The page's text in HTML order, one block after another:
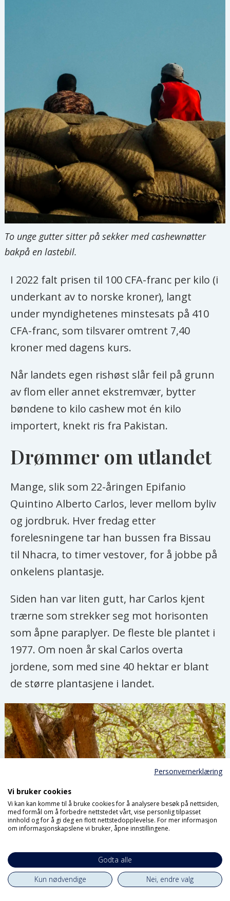
To unge gutter sitter på sekker med cashewnøtter
bakpå en lastebil.
I 2022 falt prisen til 100 CFA-franc per kilo (i
underkant av to norske kroner), langt
under myndighetenes minstesats på 410
CFA-franc, som tilsvarer omtrent 7,40
kroner med dagens kurs.
Når landets egen rishøst slår feil på grunn
av flom eller annet ekstremvær, bytter
bøndene to kilo cashew mot én kilo
importert, knekt ris fra Pakistan.
Drømmer om utlandet
Mange, slik som 22-åringen Epifanio
Quintino Alberto Carlos, lever mellom byliv
og jordbruk. Hver fredag etter
forelesningene tar han bussen fra Bissau
til Nhacra, to timer vestover, for å jobbe på
onkelens plantasje.
Siden han var liten gutt, har Carlos kjent
trærne som strekker seg mot horisonten
som åpne paraplyer. De fleste ble plantet i
1977. Om noen år skal Carlos overta
jordene, som med sine 40 hektar er blant
de større plantasjene i landet.
Personvernerklæring
Vi bruker cookies
Vi kan kan komme til å bruke cookies for å analysere besøk på nettsiden,
med formål om å forbedre nettstedet vårt, vise personlig tilpasset
innhold og for å gi deg en flott nettstedopplevelse. For mer informasjon
om informasjonskapslene vi bruker, åpne innstillingene.
Godta alle
Kun nødvendige
Nei, endre valg